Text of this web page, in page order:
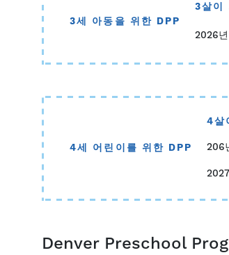
3세 아동을 위한 DPP
3살이
2026
4세 어린이를 위한 DPP
4살
206
Denver Preschool